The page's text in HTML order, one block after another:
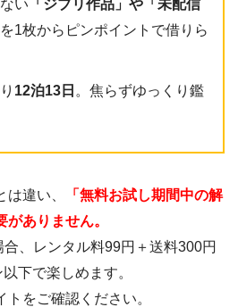
い 「ジブリ作品」や「未配信
を1枚からピンポイントで借りら
12泊13日 。焦らずゆっくり鑑
違い、
「無料お試し期間中の解
ありません。
合、レンタル料99円＋送料300円
下で楽しめます。
をご確認ください。